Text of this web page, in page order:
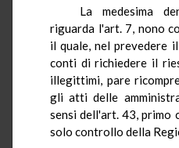
La medesima
riguarda l'art. 7, nono
il quale, nel prevedere
conti di richiedere il
illegittimi, pare
gli atti delle
sensi dell'art. 43, primo
solo controllo della